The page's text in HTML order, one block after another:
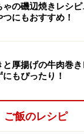
あける
ウルにあけます。
ゃの磯辺焼きレシ
にもおすすめ！
と厚揚げの牛肉巻
にもぴったり！
ご飯のレシピ